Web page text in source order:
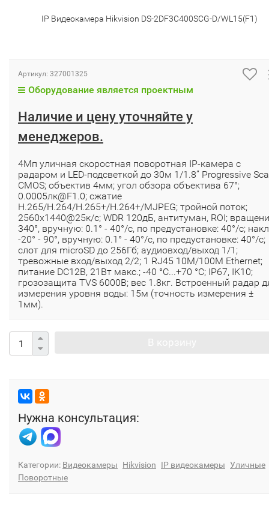
IP Видеокамера Hikvision DS-2DF3C400SCG-D/WL15(F1)
Артикул: 327001325
Оборудование является проектным
Наличие и цену уточняйте у
менеджеров.
4Мп уличная скоростная поворотная IP-камера с
радаром и LED-подсветкой до 30м 1/1.8’’ Progressive
CMOS; объектив 4мм; угол обзора объектива 67°;
0.0005лк@F1.0; сжатие
H.265/H.264/H.265+/H.264+/MJPEG; тройной поток;
2560х1440@25к/с; WDR 120дБ, антитуман, ROI;
340°, вручную: 0.1° - 40°/с, по предустановке: 40°/с;
-20° - 90°, вручную: 0.1° - 40°/с, по предустановке: 40°/с;
слот для microSD до 256Гб; аудиовход/выход 1/1;
тревожные вход/выход 2/2; 1 RJ45 10M/100M Ethernet;
питание DC12В, 21Вт макс.; -40 °C...+70 °C; IP67, IK10;
грозозащита TVS 6000B; вес 1.8кг. Встроенный радар
измерения уровня воды: 15м (точность измерения ±
1мм).
Нужна консультация:
Категории: Видеокамеры Hikvision IP видеокамеры Уличные
Поворотные